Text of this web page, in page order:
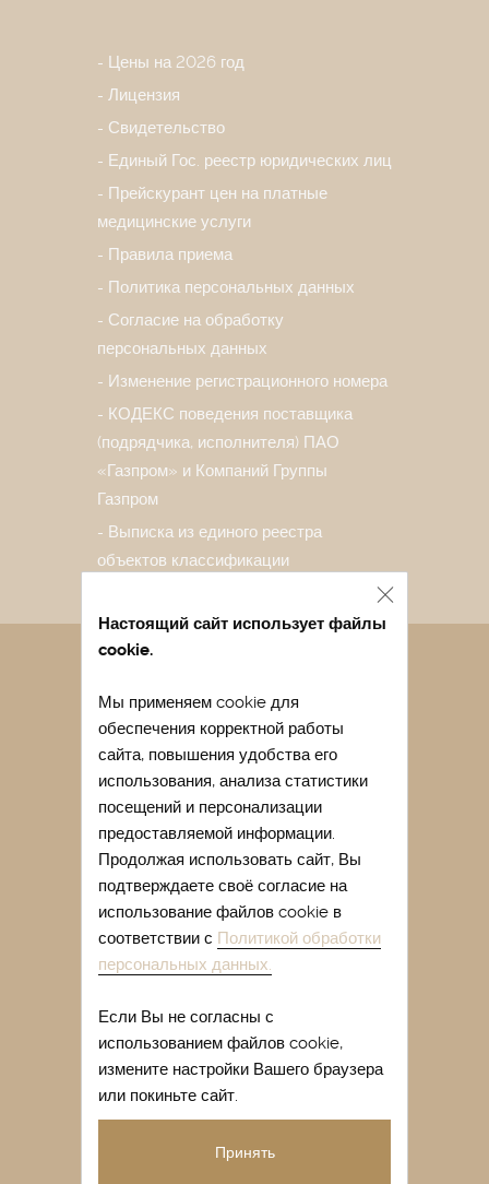
Цены на 2026 год
Лицензия
Свидетельство
Единый Гос. реестр юридических лиц
Прейскурант цен на платные
медицинские услуги
Правила приема
Политика персональных данных
Согласие на обработку
персональных данных
Изменение регистрационного номера
КОДЕКС поведения поставщика
(подрядчика, исполнителя) ПАО
«Газпром» и Компаний Группы
Газпром
Выписка из единого реестра
объектов классификации
Лечение в санатории Евпатории
Отдых в Евпатории весной
Отдых в Евпатории с детьми
Легочный санаторий Крыма
Купить путевку в санаторий Крыма
Лечение сакскими грязями
Лечение гинекологических
заболеваний в Крыму
Санатории Западного Крыма
Карта сайта
защищены 2023
Настоящий сайт использует файлы
cookie.
Мы применяем cookie для
обеспечения корректной работы
сайта, повышения удобства его
использования, анализа статистики
посещений и персонализации
предоставляемой информации.
Продолжая использовать сайт, Вы
подтверждаете своё согласие на
использование файлов cookie в
соответствии с Политикой обработки
персональных данных.
Если Вы не согласны с
использованием файлов cookie,
измените настройки Вашего браузера
или покиньте сайт.
Принять